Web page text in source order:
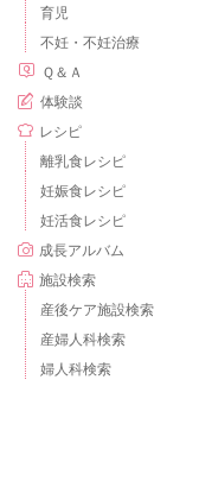
育児
不妊・不妊治療
Ｑ＆Ａ
体験談
レシピ
離乳食レシピ
妊娠食レシピ
妊活食レシピ
成長アルバム
施設検索
産後ケア施設検索
産婦人科検索
婦人科検索